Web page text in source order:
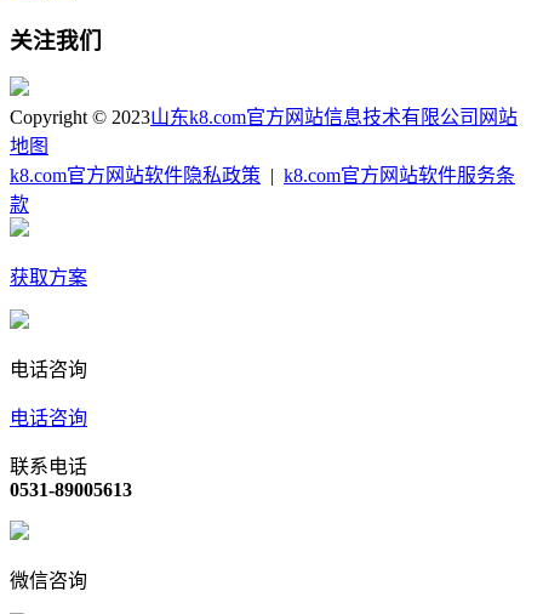
关注我们
Copyright © 2023山东k8.com官方网站信息技术有限公司 网站
地图
k8.com官方网站软件隐私政策
k8.com官方网站软件服务条
款
获取方案
电话咨询
电话咨询
联系电话
0531-89005613
微信咨询